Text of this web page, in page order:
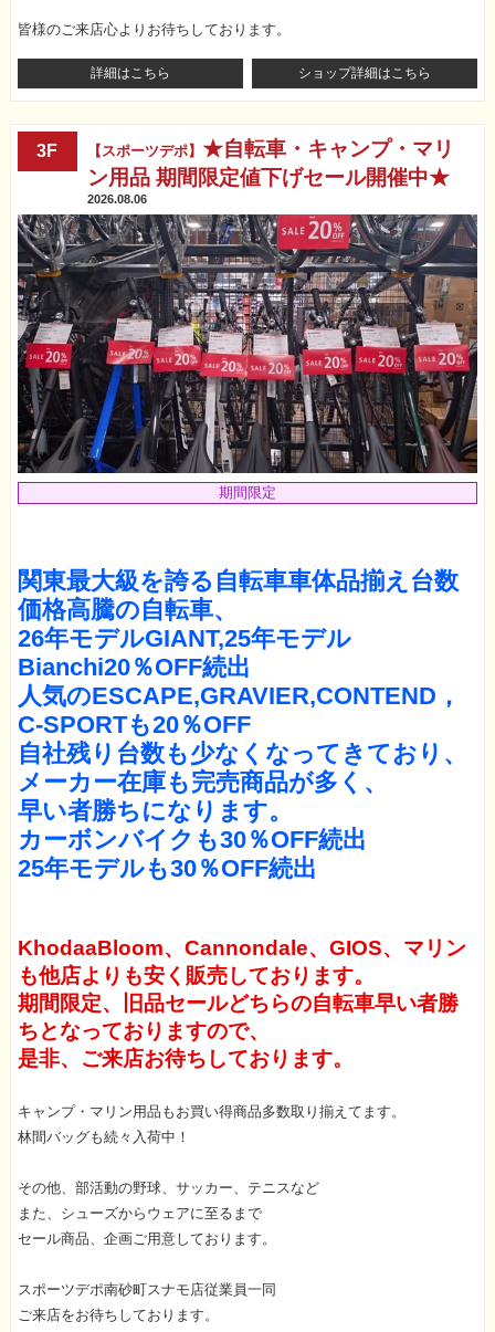
皆様のご来店心よりお待ちしております。
詳細はこちら ショップ詳細はこちら
3F 【スポーツデポ】★自転車・キャンプ・マリ
ン用品 期間限定値下げセール開催中★
2026.08.06
期間限定
関東最大級を誇る自転車車体品揃え台数
価格高騰の自転車、
26年モデルGIANT,25年モデル
Bianchi20％OFF続出
人気のESCAPE,GRAVIER,CONTEND，
C-SPORTも20％OFF
自社残り台数も少なくなってきており、
メーカー在庫も完売商品が多く、
早い者勝ちになります。
カーボンバイクも30％OFF続出
25年モデルも30％OFF続出
KhodaaBloom、Cannondale、GIOS、マリン
も他店よりも安く販売しております。
期間限定、旧品セールどちらの自転車早い者勝
ちとなっておりますので、
是非、ご来店お待ちしております。
キャンプ・マリン用品もお買い得商品多数取り揃えてます。
林間バッグも続々入荷中！
その他、部活動の野球、サッカー、テニスなど
また、シューズからウェアに至るまで
セール商品、企画ご用意しております。
スポーツデポ南砂町スナモ店従業員一同
ご来店をお待ちしております。